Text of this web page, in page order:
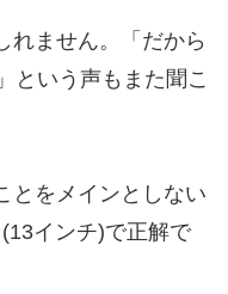
れません。「 だから
」という声もまた聞こ
とをメインとしない
インチ)で正解で